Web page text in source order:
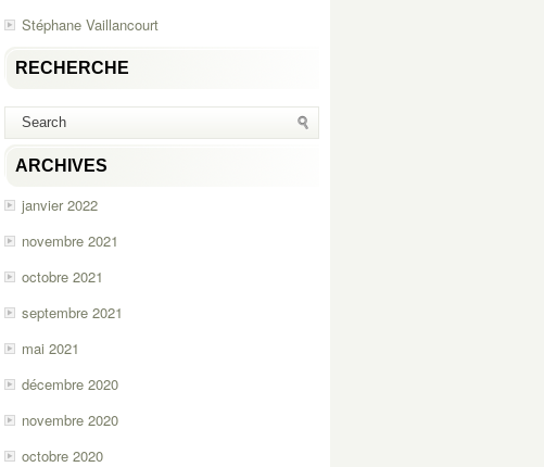
Stéphane Vaillancourt
RECHERCHE
ARCHIVES
janvier 2022
novembre 2021
octobre 2021
septembre 2021
mai 2021
décembre 2020
novembre 2020
octobre 2020